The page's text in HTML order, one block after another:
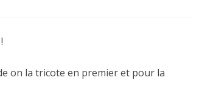
on la tricote en premier et pour la